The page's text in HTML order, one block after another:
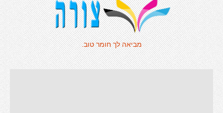
מביאה לך חומר טוב.